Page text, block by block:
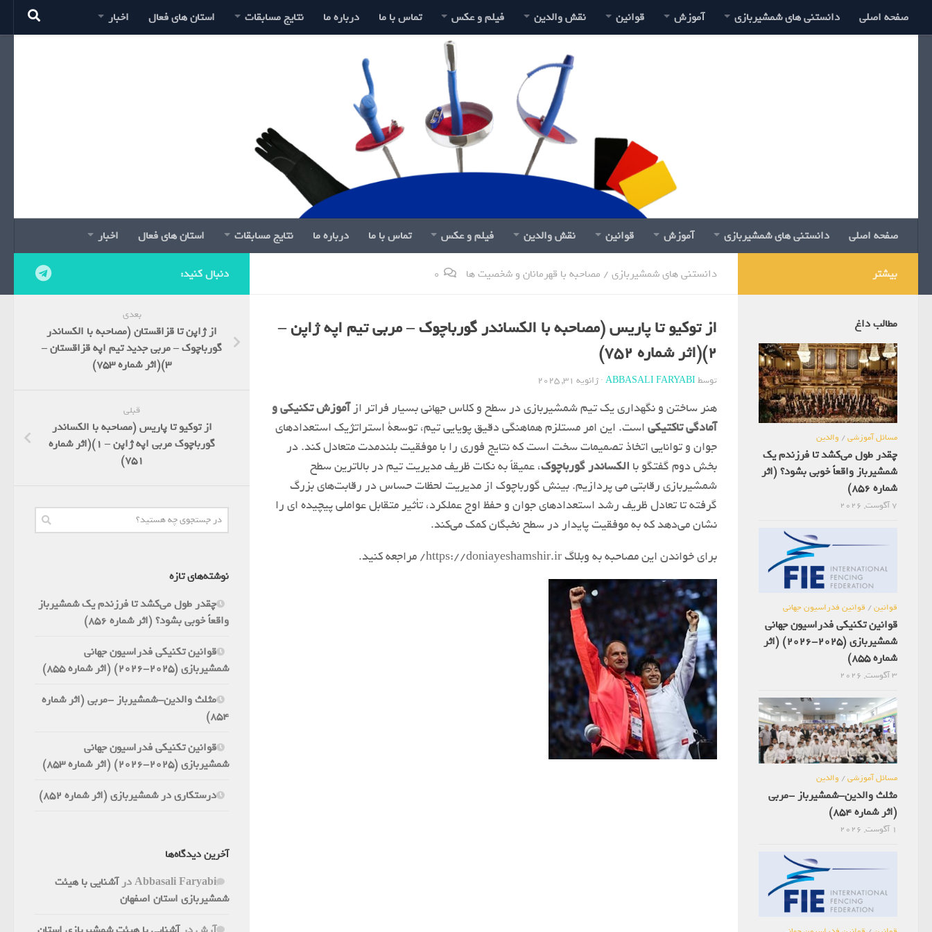
صفحه اصلی دانستنی های شمشیربازی آموزش قوانین نقش والدین فیلم و عکس تماس با ما درباره ما نتایج مسابقات استان های فعال اخبار
صفحه اصلی دانستنی های شمشیربازی آموزش قوانین نقش والدین فیلم و عکس تماس با ما درباره ما نتایج مسابقات استان های فعال اخبار
دانستنی های شمشیربازی / مصاحبه با قهرمانان و شخصیت ها 0
از توکیو تا پاریس (مصاحبه با الکساندر گورباچوک – مربی تیم اپه ژاپن –
2)(اثر شماره 752)
توسطABBASALI FARYABI
·ژانویه 31, 2025
هنر ساختن و نگهداری یک تیم شمشیربازی در سطح و کلاس جهانی بسیار فراتر ازآموزش تکنیکی و
آمادگی تاکتیکیاست. این امر مستلزم هماهنگی دقیق پویایی تیم، توسعة استراتژیک استعدادهای
جوان و توانایی اتخاذ تصمیمات سخت است که نتایج فوری را با موفقیت بلندمدت متعادل کند. در
بخش دوم گفتگو با الکساندر گورباچوک، عمیقاً به نکات ظریف مدیریت تیم در بالاترین سطح
شمشیربازی رقابتی می پردازیم. بینش گورباچوک از مدیریت لحظات حساس در رقابت‌های بزرگ
گرفته تا تعادل ظریف رشد استعدادهای جوان و حفظ اوج عملکرد، تأثیر متقابل عواملی پیچیده ای را
نشان می‌دهد که به موفقیت پایدار در سطح نخبگان کمک می‌کند.
برای خواندن این مصاحبه به وبلاگ https://doniayeshamshir.ir/ مراجعه کنید.
دنبال کنید:
بعدی
از ژاپن تا قزاقستان (مصاحبه با الکساندر
گورباچوک – مربی جدید تیم اپه قزاقستان –
3)(اثر شماره 753)
قبلی
از توکیو تا پاریس (مصاحبه با الکساندر
گورباچوک مربی اپه ژاپن – 1)(اثر شماره
751)
نوشته‌های تازه
چقدر طول می‌کشد تا فرزندم یک شمشیرباز
واقعاً خوبی بشود؟ (اثر شماره 856)
قوانین تکنیکی فدراسیون جهانی
شمشیربازی (2025-2026) (اثر شماره 855)
مثلث والدین-شمشیرباز -مربی (اثر شماره
854)
قوانین تکنیکی فدراسیون جهانی
شمشیربازی (2025-2026) (اثر شماره 853)
درستکاری در شمشیربازی (اثر شماره 852)
آخرین دیدگاه‌ها
Abbasali Faryabiدرآشنایی با هیئت
شمشیربازی استان اصفهان
بیشتر
مطالب داغ
مسائل آموزشی/ والدین
چقدر طول می‌کشد تا فرزندم یک
شمشیرباز واقعاً خوبی بشود؟ (اثر
شماره 856)
7 آگوست, 2026
قوانین/ قوانین فدراسیون جهانی
قوانین تکنیکی فدراسیون جهانی
شمشیربازی (2025-2026) (اثر
شماره 855)
3 آگوست, 2026
مسائل آموزشی/ والدین
مثلث والدین-شمشیرباز -مربی
(اثر شماره 854)
1 آگوست, 2026